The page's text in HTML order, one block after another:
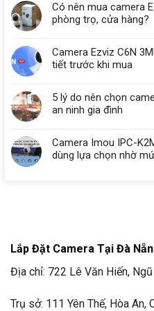
Có nên mua camera
phòng trọ, cửa hàng?
Camera Ezviz C6N
tiết trước khi mua
5 lý do nên chọn
an ninh gia đình
Camera Imou IPC-
dùng lựa chọn nhờ
Lắp Đặt Camera Tại Đà
Địa chỉ: 722 Lê Văn Hiến,
Trụ sở: 111 Yên Thế, Hòa An,